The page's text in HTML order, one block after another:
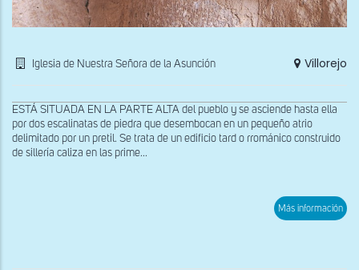
Iglesia de Nuestra Señora de la Asunción Villorejo
ESTÁ SITUADA EN LA PARTE ALTA del pueblo y se asciende hasta ella
por dos escalinatas de piedra que desembocan en un pequeño atrio
delimitado por un pretil. Se trata de un edificio tard o rrománico construido
de sillería caliza en las prime...
Más información